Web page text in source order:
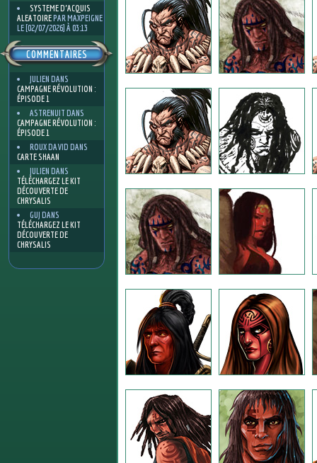
SYSTEME D'ACQUIS
ALEATOIREPAR MAXPEIGNE
LE [02/07/2026] À 03:13
COMMENTAIRES
JULIEN DANS
CAMPAGNE RÉVOLUTION :
ÉPISODE 1
ASTRENUIT DANS
CAMPAGNE RÉVOLUTION :
ÉPISODE 1
ROUX DAVID DANS
CARTE SHAAN
JULIEN DANS
TÉLÉCHARGEZ LE KIT
DÉCOUVERTE DE
CHRYSALIS
GUJ DANS
TÉLÉCHARGEZ LE KIT
DÉCOUVERTE DE
CHRYSALIS